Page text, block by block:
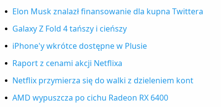
Elon Musk znalazł finansowanie dla kupna Twittera
Galaxy Z Fold 4 tańszy i cieńszy
iPhone'y wkrótce dostępne w Plusie
Raport z cenami akcji Netflixa
Netflix przymierza się do walki z dzieleniem kont
AMD wypuszcza po cichu Radeon RX 6400